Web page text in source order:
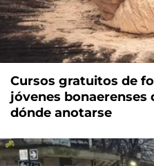
Cursos gratuitos de
jóvenes bonaerenses
dónde anotarse